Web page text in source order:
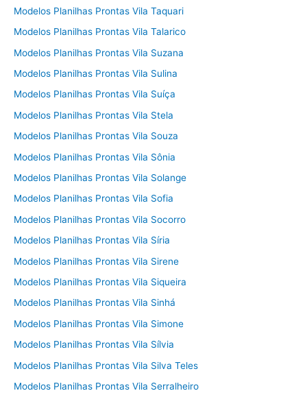
Modelos Planilhas Prontas Vila Taquari
Modelos Planilhas Prontas Vila Talarico
Modelos Planilhas Prontas Vila Suzana
Modelos Planilhas Prontas Vila Sulina
Modelos Planilhas Prontas Vila Suíça
Modelos Planilhas Prontas Vila Stela
Modelos Planilhas Prontas Vila Souza
Modelos Planilhas Prontas Vila Sônia
Modelos Planilhas Prontas Vila Solange
Modelos Planilhas Prontas Vila Sofia
Modelos Planilhas Prontas Vila Socorro
Modelos Planilhas Prontas Vila Síria
Modelos Planilhas Prontas Vila Sirene
Modelos Planilhas Prontas Vila Siqueira
Modelos Planilhas Prontas Vila Sinhá
Modelos Planilhas Prontas Vila Simone
Modelos Planilhas Prontas Vila Sílvia
Modelos Planilhas Prontas Vila Silva Teles
Modelos Planilhas Prontas Vila Serralheiro